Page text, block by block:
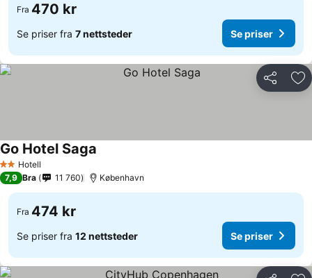
Fra 470 kr
Se priser fra 7 nettsteder Se priser
Del
2 Stjerner
Hotell
Go Hotel Saga
7,9 Bra 11 760 København
Fra 474 kr
Se priser fra 12 nettsteder Se priser